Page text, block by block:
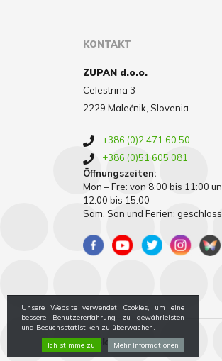
KONTAKT
ZUPAN d.o.o.
Celestrina 3
2229 Malečnik, Slovenia
+386 (0)2 471 60 50
+386 (0)51 605 081
Öffnungszeiten:
Mon – Fre: von 8:00 bis 11:00
12:00 bis 15:00
Sam, Son und Ferien:
Cookies
Unsere Website verwendet Cookies, um eine
bessere Benutzererfahrung zu gewährleisten
und Besuchsstatistiken zu überwachen.
Ich stimme zu
Mehr Informationen